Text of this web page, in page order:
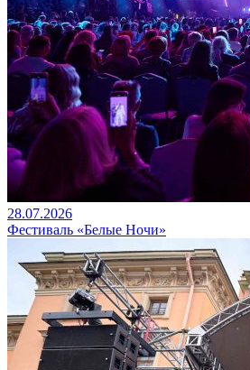
28.07.2026
Фестиваль «Белые Ночи»